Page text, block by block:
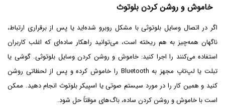
خاموش و روشن کردن بلوتوث
اگر در اتصال وسایل بلوتوثی با مشکل روبرو شده‌اید یا پس از برقراری ارتباط،
ناگهان همه‌چیز به هم ریخته است، می‌توانید راهکار ساده‌ای که اغلب کاربران
استفاده می‌کنند را اجرا کنید: خاموش و روشن کردن وسایل بلوتوثی. گوشی یا
تبلت یا لپ‌تاپ مجهز به Bluetooth را خاموش کرده و پس از لحظاتی روشن
کنید و همین کار را در مورد سیستم صوتی یا اسپیکر بلوتوث انجام دهید. ممکن
است با خاموش و روشن کردن ساده، باگ‌های موقتاً حل شود.